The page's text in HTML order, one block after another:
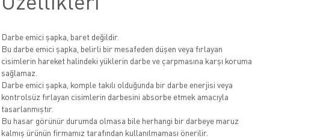
Darbe emici şapka, baret değildir.
Bu darbe emici şapka, belirli bir mesafeden düşen veya fırlayan
cisimlerin hareket halindeki yüklerin darbe ve çarpmasına karşı koruma
sağlamaz.
Darbe emici şapka, komple takılı olduğunda bir darbe enerjisi veya
kontrolsüz fırlayan cisimlerin darbesini absorbe etmek amacıyla
tasarlanmıştır.
Bu hasar görünür durumda olmasa bile herhangi bir darbeye maruz
kalmış ürünün firmamız tarafından kullanılmaması önerilir.